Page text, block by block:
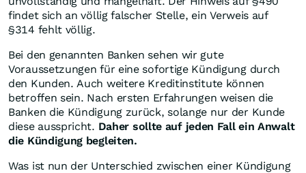
findet sich an völlig falscher Stelle, ein Verweis auf
§314 fehlt völlig.
Bei den genannten Banken sehen wir gute
Voraussetzungen für eine sofortige Kündigung durch
den Kunden. Auch weitere Kreditinstitute können
betroffen sein. Nach ersten Erfahrungen weisen die
Banken die Kündigung zurück, solange nur der Kunde
diese ausspricht. Daher sollte auf jeden Fall ein Anwalt
die Kündigung begleiten.
Was ist nun der Unterschied zwischen einer Kündigung